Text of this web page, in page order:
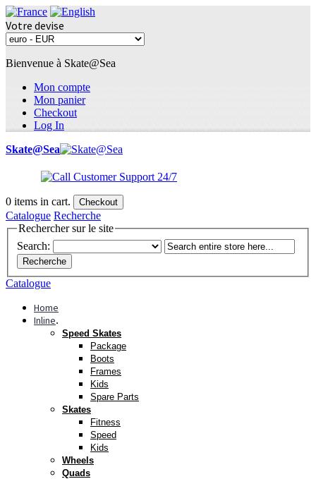
Votre devise
Bienvenue à Skate@Sea
Mon compte
Mon panier
Checkout
Log In
Skate@Sea
0 items in cart. Checkout
Catalogue Recherche
Rechercher sur le site
Search:
Recherche
Catalogue
Home
Inline.
Speed Skates
Package
Boots
Frames
Kids
Spare Parts
Skates
Fitness
Speed
Kids
Wheels
Quads